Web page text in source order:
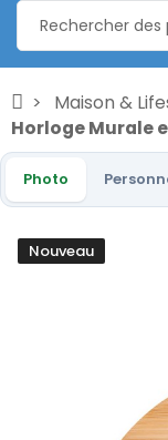
Maison &
Horloge Murale
Photo
Nouveau